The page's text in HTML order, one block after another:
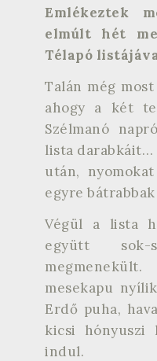
Emlékeztek
elmúlt hét
Télapó
Talán még
ahogy a két
Szélmanó
lista darabkáit…
után,
egyre
Végül a lista
együtt
mesekapu
Erdő puha,
kicsi hónyuszi
indul.